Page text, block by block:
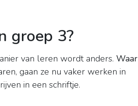
groep 3?
van leren wordt anders. Waar
gaan ze nu vaker werken in
in een schriftje.